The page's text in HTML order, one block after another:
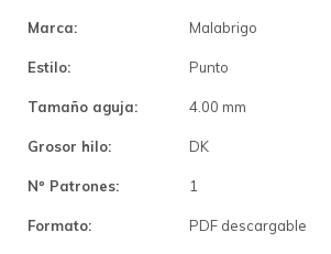
Marca: Malabrigo
Estilo: Punto
Tamaño aguja: 4.00 mm
Grosor hilo: DK
Nº Patrones: 1
Formato: PDF descargable